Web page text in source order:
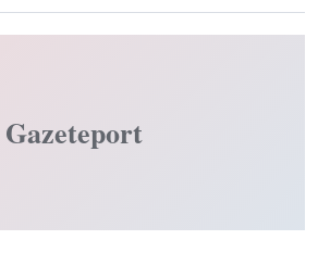
Gazeteport